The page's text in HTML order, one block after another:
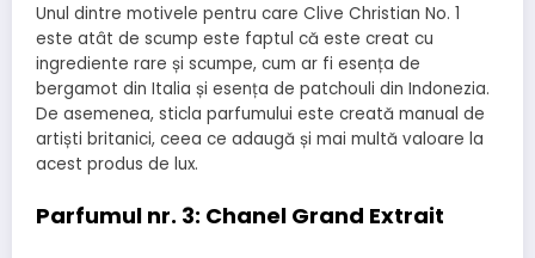
Unul dintre motivele pentru care Clive Christian No. 1
este atât de scump este faptul că este creat cu
ingrediente rare și scumpe, cum ar fi esența de
bergamot din Italia și esența de patchouli din Indonezia.
De asemenea, sticla parfumului este creată manual de
artiști britanici, ceea ce adaugă și mai multă valoare la
acest produs de lux.
Parfumul nr. 3: Chanel Grand Extrait